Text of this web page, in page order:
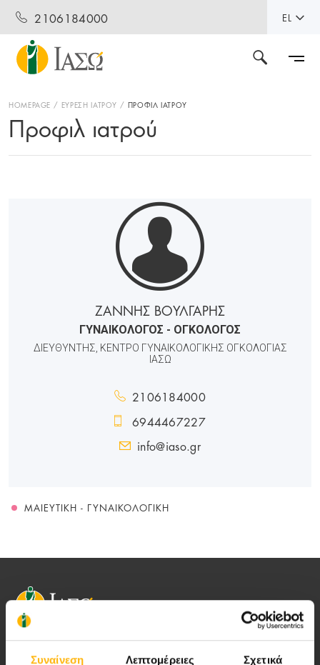
Συναίνεση Λεπτομέρειες Σχετικά
2106184000 EL
HOMEPAGE ΕΥΡΕΣΗ ΙΑΤΡΟΥ ΠΡΟΦΙΛ ΙΑΤΡΟΥ
Προφιλ ιατρού
ΖΑΝΝΗΣ ΒΟΥΛΓΑΡΗΣ
ΓΥΝΑΙΚΟΛΟΓΟΣ - ΟΓΚΟΛΟΓΟΣ
ΔΙΕΥΘΥΝΤΗΣ, ΚΕΝΤΡΟ ΓΥΝΑΙΚΟΛΟΓΙΚΗΣ ΟΓΚΟΛΟΓΙΑΣ
ΙΑΣΩ
2106184000
6944467227
info@iaso.gr
ΜΑΙΕΥΤΙΚΉ - ΓΥΝΑΙΚΟΛΟΓΙΚΉ